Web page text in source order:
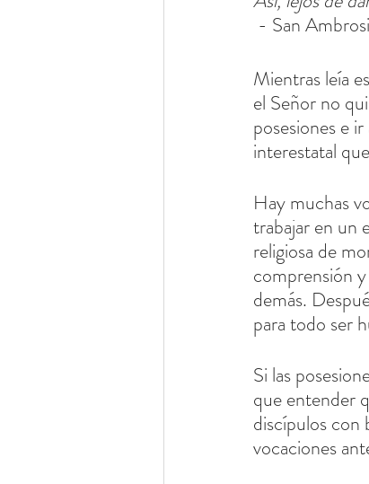
- San
Mientras leía
el Señor no
posesiones e
interestatal
Hay muchas
trabajar en un
religiosa de
comprensión
demás.
para todo ser
Si las
que entender
discípulos con
vocaciones